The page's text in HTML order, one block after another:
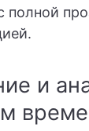
полной
и